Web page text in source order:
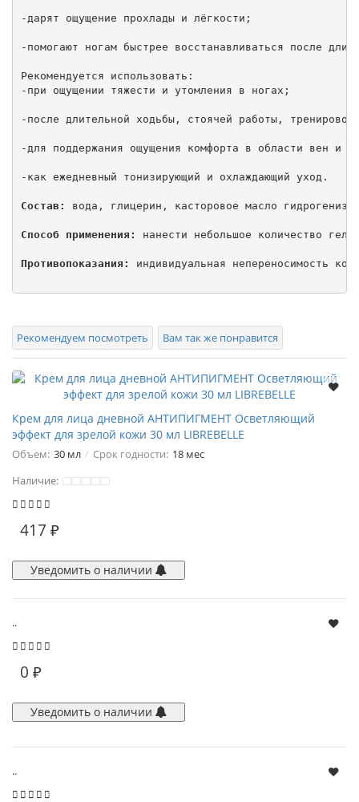
-дарят ощущение прохлады и лёгкости;
-помогают ногам быстрее восстанавливаться после
Рекомендуется использовать:
-при ощущении тяжести и утомления в ногах;
-после длительной ходьбы, стоячей работы,
-для поддержания ощущения комфорта в области вен и
-как ежедневный тонизирующий и охлаждающий уход.
Состав: вода, глицерин, касторовое масло
Способ применения: нанести небольшое количество
Противопоказания: индивидуальная непереносимость
Рекомендуем посмотреть Вам так же понравится
Крем для лица дневной АНТИПИГМЕНТ Осветляющий
эффект для зрелой кожи 30 мл LIBREBELLE
Объем: 30 мл Срок годности: 18 мес
Наличие:
417 ₽
Уведомить о наличии
..
0 ₽
Уведомить о наличии
..